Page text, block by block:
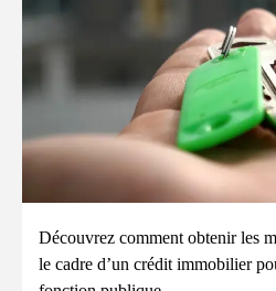
Découvrez comment obtenir les
le cadre d’un crédit immobilier